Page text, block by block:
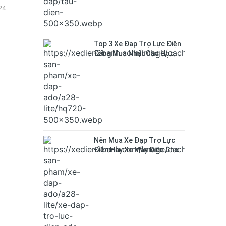
Top 3 Xe Đạp Trợ Lực Điện
Đáng Mua Nhất Cho Học
Nên Mua Xe Đạp Trợ Lực
Điện Hay Xe Máy Điện Cho